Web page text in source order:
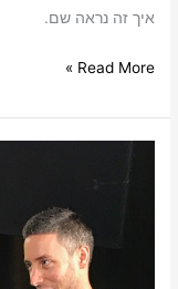
איך זה נראה שם.
Read More »